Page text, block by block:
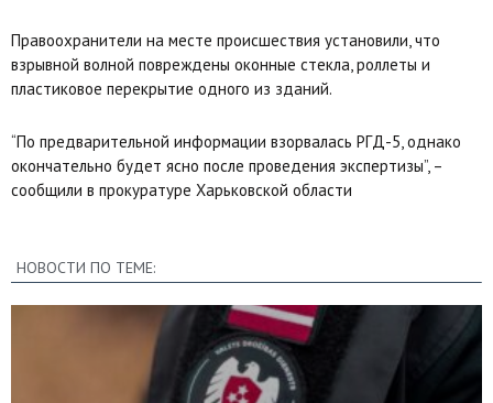
Правоохранители на месте происшествия установили, что
взрывной волной повреждены оконные стекла, роллеты и
пластиковое перекрытие одного из зданий.
“По предварительной информации взорвалась РГД-5, однако
окончательно будет ясно после проведения экспертизы”, –
сообщили в прокуратуре Харьковской области
НОВОСТИ ПО ТЕМЕ: